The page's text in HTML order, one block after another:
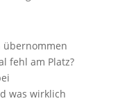
übernommen
fehl am Platz?
was wirklich